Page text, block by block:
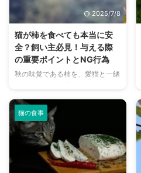
か」をすべて把握するのは難しい
ものです。 この記事では、犬が
絶対に食べてはいけないものをラ
ンキング形式で分かりやすくご紹
介します。 万が一、愛犬が誤っ
て口にしてしまった場合の対処法
や、普段の食事で注意すべき点に
健康を守るためにぜひお役立てく
...
2025/7/8
猫が柿を食べても本当に安
全？飼い主必見！与える際
の重要ポイントとNG行為
秋の味覚である柿を、愛猫と一緒
いらっしゃるでしょう。しかし、
猫に柿を与えても本当に安全なの
か、気になりますよね。 この記
事を読めば、猫に対する柿の安全
性、栄養価、適切な与え方や量、
注意すべきNG行為、さらには万
が一の体調不良時の対処法まで具
猫の食事